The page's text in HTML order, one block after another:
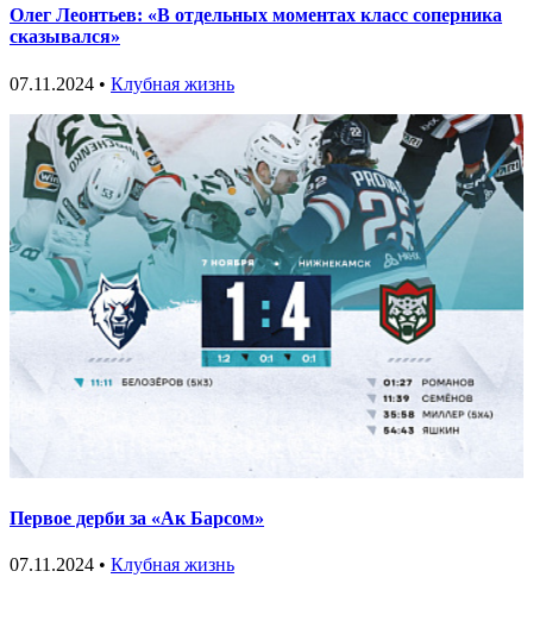
Олег Леонтьев: «В отдельных моментах класс соперника
сказывался»
07.11.2024 • Клубная жизнь
Первое дерби за «Ак Барсом»
07.11.2024 • Клубная жизнь